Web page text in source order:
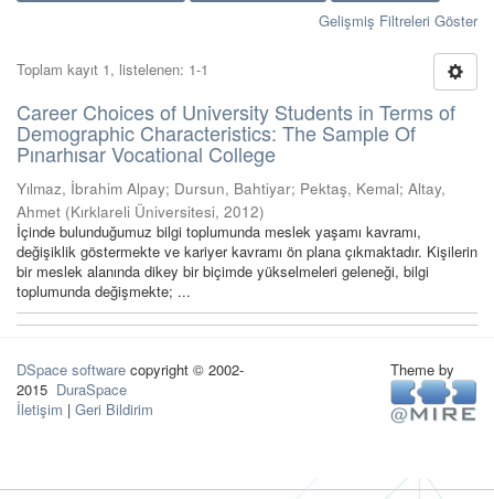
Gelişmiş Filtreleri Göster
Toplam kayıt 1, listelenen: 1-1
Career Choices of University Students in Terms of
Demographic Characteristics: The Sample Of
Pınarhısar Vocational College
Yılmaz, İbrahim Alpay; Dursun, Bahtiyar; Pektaş, Kemal; Altay,
Ahmet (Kırklareli Üniversitesi, 2012)
İçinde bulunduğumuz bilgi toplumunda meslek yaşamı kavramı,
değişiklik göstermekte ve kariyer kavramı ön plana çıkmaktadır. Kişilerin
bir meslek alanında dikey bir biçimde yükselmeleri geleneği, bilgi
toplumunda değişmekte; ...
DSpace software copyright © 2002-
2015 DuraSpace
İletişim | Geri Bildirim
Theme by